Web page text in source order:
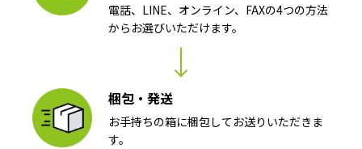
電話、LINE、オンライン、FAXの4つの方法
からお選びいただけます。
梱包・発送
お手持ちの箱に梱包してお送りいただきま
す。